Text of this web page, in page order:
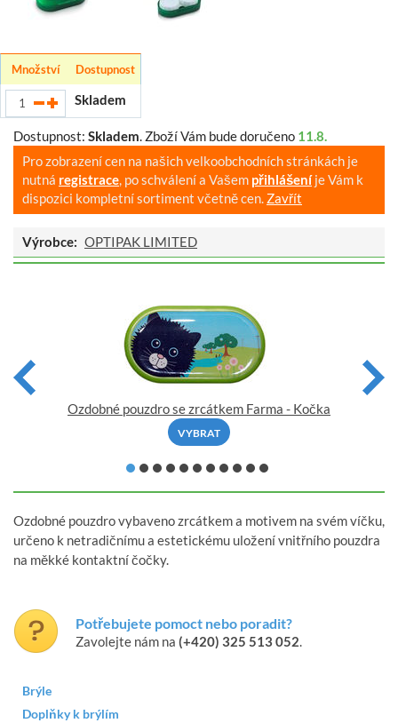
Množství Dostupnost
Skladem
Dostupnost: Skladem. Zboží Vám bude doručeno 11.8.
Pro zobrazení cen na našich velkoobchodních stránkách je
nutná registrace, po schválení a Vašem přihlášeníje Vám k
dispozici kompletní sortiment včetně cen. Zavřít
Výrobce: OPTIPAK LIMITED
Ozdobné pouzdro se zrcátkem Farma - Kočka
VYBRAT
Ozdobné pouzdro vybaveno zrcátkem a motivem na svém víčku,
určeno k netradičnímu a estetickému uložení vnitřního pouzdra
na měkké kontaktní čočky.
Potřebujete pomoct nebo poradit?
Zavolejte nám na (+420) 325 513 052.
Brýle
Doplňky k brýlím